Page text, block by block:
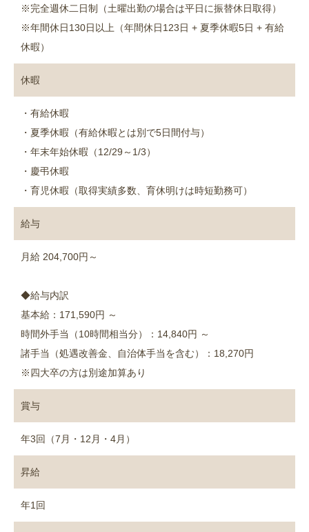
※完全週休二日制（土曜出勤の場合は平日に振替休日取得）
※年間休日130日以上（年間休日123日 + 夏季休暇5日 + 有給
休暇）
休暇
・有給休暇
・夏季休暇（有給休暇とは別で5日間付与）
・年末年始休暇（12/29～1/3）
・慶弔休暇
・育児休暇（取得実績多数、育休明けは時短勤務可）
給与
月給 204,700円～
◆給与内訳
基本給：171,590円 ～
時間外手当（10時間相当分）：14,840円 ～
諸手当（処遇改善金、自治体手当を含む）：18,270円
※四大卒の方は別途加算あり
賞与
年3回（7月・12月・4月）
昇給
年1回